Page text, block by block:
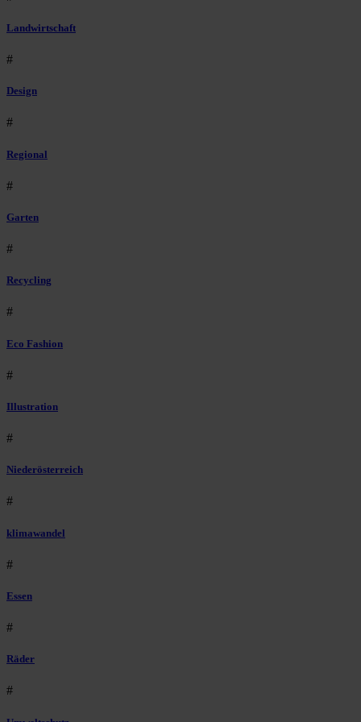
Landwirtschaft
#
Design
#
Regional
#
Garten
#
Recycling
#
Eco Fashion
#
Illustration
#
Niederösterreich
#
klimawandel
#
Essen
#
Räder
#